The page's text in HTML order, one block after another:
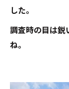
した。
調査時の目は鋭
ね。